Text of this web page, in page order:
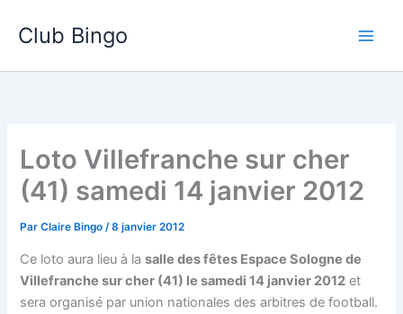
Club Bingo
Loto Villefranche sur cher
(41) samedi 14 janvier 2012
ParClaire Bingo/8 janvier 2012
Ce loto aura lieu à lasalle des fêtes Espace Sologne de
Villefranche sur cher (41) le samedi 14 janvier 2012 et
sera organisé par union nationales des arbitres de football.